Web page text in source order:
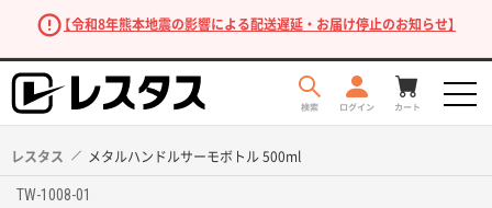
【令和8年熊本地震の影響による配送遅延・お届け停止のお知らせ】
レスタス メタルハンドルサーモボトル 500ml
TW-1008-01